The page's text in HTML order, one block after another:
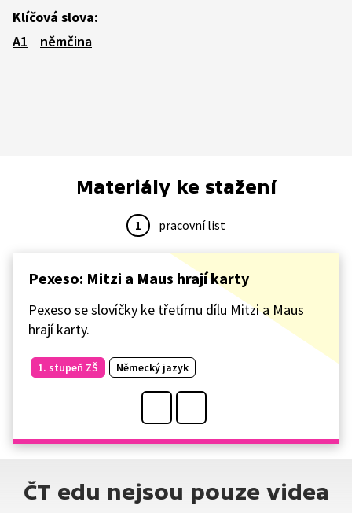
Klíčová slova:
A1
němčina
Materiály ke stažení
1 pracovní list
Pexeso: Mitzi a Maus hrají karty
Pexeso se slovíčky ke třetímu dílu Mitzi a Maus
hrají karty.
1. stupeň ZŠ Německý jazyk
ČT edu nejsou pouze videa